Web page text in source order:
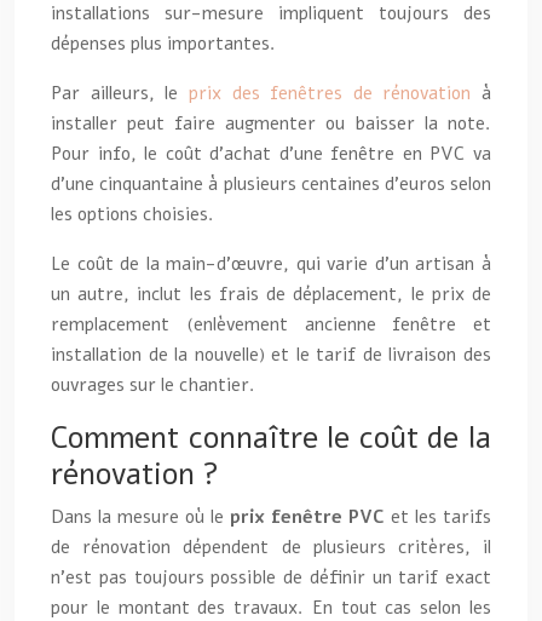
installations sur-mesure impliquent toujours des
dépenses plus importantes.
Par ailleurs, le prix des fenêtres de rénovation à
installer peut faire augmenter ou baisser la note.
Pour info, le coût d’achat d’une fenêtre en PVC va
d’une cinquantaine à plusieurs centaines d’euros selon
les options choisies.
Le coût de la main-d’œuvre, qui varie d’un artisan à
un autre, inclut les frais de déplacement, le prix de
remplacement (enlèvement ancienne fenêtre et
installation de la nouvelle) et le tarif de livraison des
ouvrages sur le chantier.
Comment connaître le coût de la
rénovation ?
Dans la mesure où le prix fenêtre PVC et les tarifs
de rénovation dépendent de plusieurs critères, il
n’est pas toujours possible de définir un tarif exact
pour le montant des travaux. En tout cas selon les